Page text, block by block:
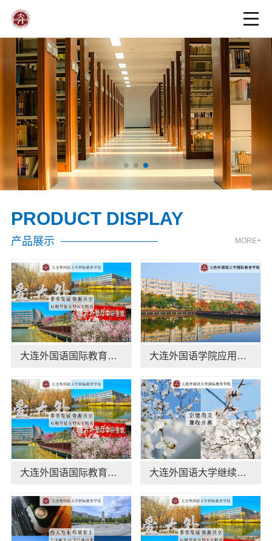
PRODUCT DISPLAY
产品展示 MORE+
大连外国语国际教育学院航空职教学校地址欢迎咨询 大连外国语学院应用本科日语专业线上报名
大连外国语国际教育学院日语专业今日讯息 大连外国语大学继续教育学院资讯推荐地址